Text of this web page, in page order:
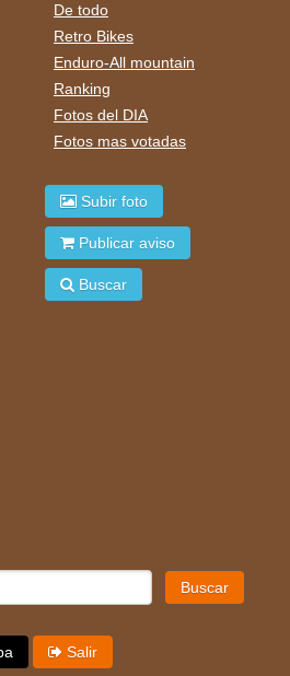
De todo
Retro Bikes
Enduro-All mountain
Ranking
Fotos del DIA
Fotos mas votadas
Subir foto
Publicar aviso
Buscar
Buscar
Salir